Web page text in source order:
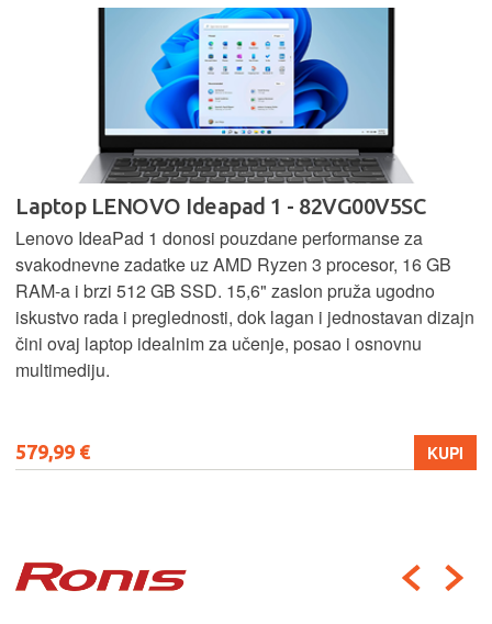
Laptop LENOVO Ideapad 1 - 82VG00V5SC
Lenovo IdeaPad 1 donosi pouzdane performanse za
svakodnevne zadatke uz AMD Ryzen 3 procesor, 16 GB
RAM-a i brzi 512 GB SSD. 15,6" zaslon pruža ugodno
iskustvo rada i preglednosti, dok lagan i jednostavan dizajn
čini ovaj laptop idealnim za učenje, posao i osnovnu
multimediju.
579,99 € KUPI